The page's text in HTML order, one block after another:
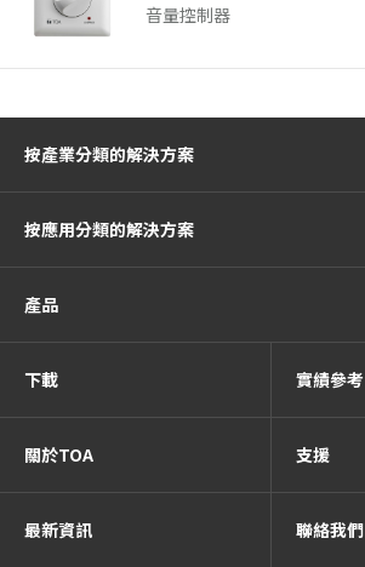
音量控制器
按產業分類的解決方案
按應用分類的解決方案
產品
下載 實績參考
關於TOA 支援
最新資訊 聯絡我們